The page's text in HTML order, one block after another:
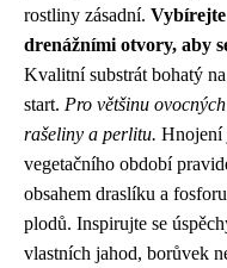
rostliny zásadní. Vybírejte
drenážními otvory, aby
Kvalitní substrát bohatý
start. Pro většinu
rašeliny a perlitu. Hnojení
vegetačního období
obsahem draslíku a
plodů. Inspirujte se
vlastních jahod, borůvek